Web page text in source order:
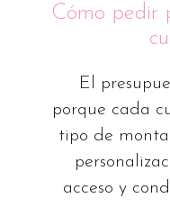
Cómo pedir
El
porque cada
tipo de
acceso y